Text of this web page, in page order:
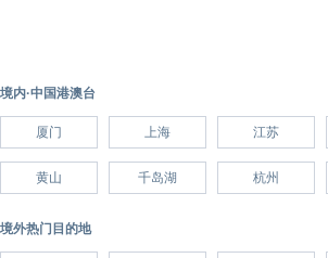
境内·中国港澳台
厦门 上海 江苏
黄山 千岛湖 杭州
境外热门目的地